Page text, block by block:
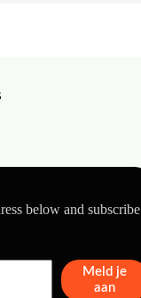
below and subscribe
Meld je
aan